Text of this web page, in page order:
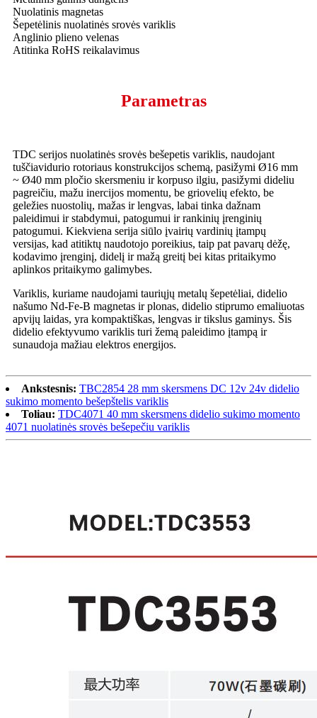
Nuolatinis magnetas
Šepetėlinis nuolatinės srovės variklis
Anglinio plieno velenas
Atitinka RoHS reikalavimus
Parametras
TDC serijos nuolatinės srovės bešepetis variklis, naudojant
tuščiavidurio rotoriaus konstrukcijos schemą, pasižymi Ø16 mm
~ Ø40 mm pločio skersmeniu ir korpuso ilgiu, pasižymi dideliu
pagreičiu, mažu inercijos momentu, be griovelių efekto, be
geležies nuostolių, mažas ir lengvas, labai tinka dažnam
paleidimui ir stabdymui, patogumui ir rankinių įrenginių
patogumui. Kiekviena serija siūlo įvairių vardinių įtampų
versijas, kad atitiktų naudotojo poreikius, taip pat pavarų dėžę,
kodavimo įrenginį, didelį ir mažą greitį bei kitas pritaikymo
aplinkos pritaikymo galimybes.
Variklis, kuriame naudojami tauriųjų metalų šepetėliai, didelio
našumo Nd-Fe-B magnetas ir plonas, didelio stiprumo emaliuotas
apvijų laidas, yra kompaktiškas, lengvas ir tikslus gaminys. Šis
didelio efektyvumo variklis turi žemą paleidimo įtampą ir
sunaudoja mažiau elektros energijos.
Ankstesnis: TBC2854 28 mm skersmens DC 12v 24v didelio
sukimo momento bešepštelis variklis
Toliau: TDC4071 40 mm skersmens didelio sukimo momento
4071 nuolatinės srovės bešepečiu variklis